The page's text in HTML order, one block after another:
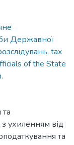
Державної
tax
of the State
ухиленням від
та